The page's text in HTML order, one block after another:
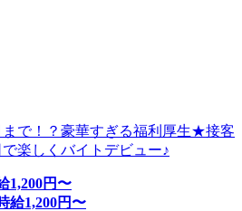
まで！？豪華すぎる福利厚生★接客
楽しくバイトデビュー♪
1,200円〜
給1,200円〜